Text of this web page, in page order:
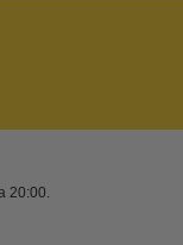
20:00.